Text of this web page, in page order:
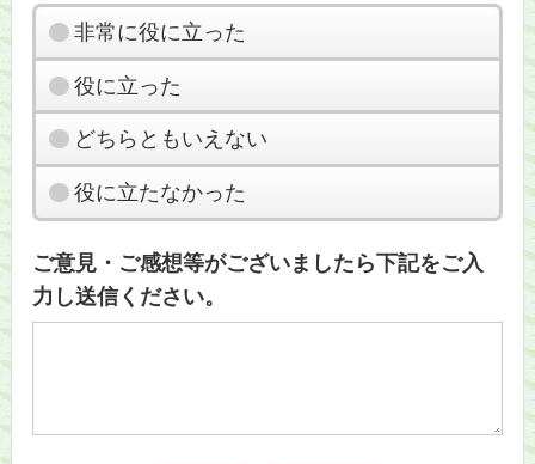
非常に役に立った
役に立った
どちらともいえない
役に立たなかった
ご意見・ご感想等がございましたら下記をご入
力し送信ください。